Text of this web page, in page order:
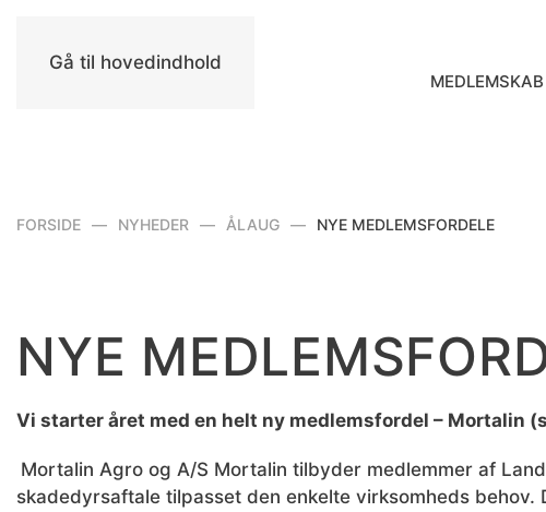
Gå til hovedindhold
MEDLEMSKAB
FORSIDE NYHEDER ÅLAUG NYE MEDLEMSFORDELE
NYE
Vi starter året med en helt ny medlemsfordel – Mortalin
Mortalin Agro og A/S Mortalin tilbyder medlemmer af
skadedyrsaftale tilpasset den enkelte virksomheds behov.